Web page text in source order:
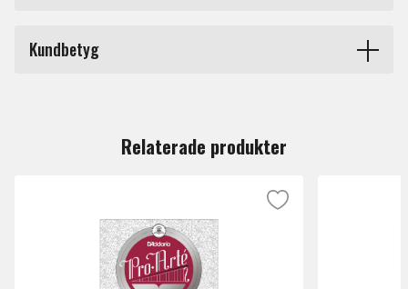
stabil intonation och en stark jämn ton. De är tämligen
okänsliga för luft och temperaturförändringar vilket gör
• Strängtryck: 5.90 kg.
Kundbetyg
Relaterade produkter